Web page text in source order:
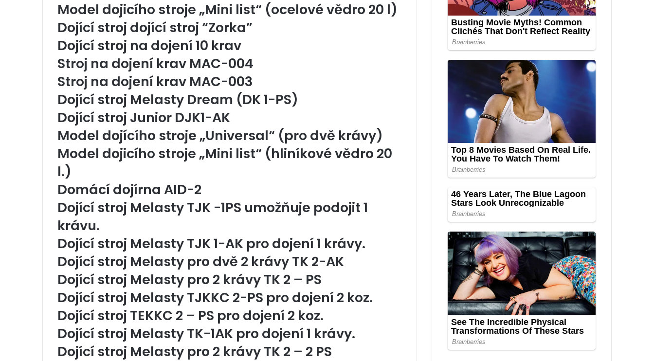
Model dojicího stroje „Mini list“ (ocelové vědro 20 l)
Dojící stroj dojící stroj “Zorka”
Dojící stroj na dojení 10 krav
Stroj na dojení krav MAC-004
Stroj na dojení krav MAC-003
Dojící stroj Melasty Dream (DK 1-PS)
Dojící stroj Junior DJK1-AK
Model dojícího stroje „Universal“ (pro dvě krávy)
Model dojicího stroje „Mini list“ (hliníkové vědro 20
l.)
Domácí dojírna AID-2
Dojící stroj Melasty TJK -1PS umožňuje podojit 1
krávu.
Dojící stroj Melasty TJK 1-AK pro dojení 1 krávy.
Dojící stroj Melasty pro dvě 2 krávy TK 2-AK
Dojící stroj Melasty pro 2 krávy TK 2 – PS
Dojící stroj Melasty TJKKC 2-PS pro dojení 2 koz.
Dojící stroj TEKKC 2 – PS pro dojení 2 koz.
Dojící stroj Melasty TK-1AK pro dojení 1 krávy.
Dojící stroj Melasty pro 2 krávy TK 2 – 2 PS